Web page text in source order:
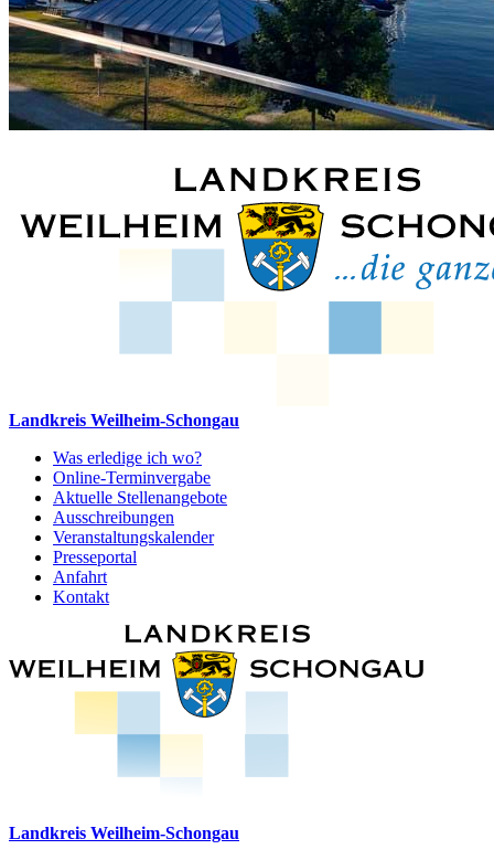
Landkreis Weilheim-Schongau
Was erledige ich wo?
Online-Terminvergabe
Aktuelle Stellenangebote
Ausschreibungen
Veranstaltungskalender
Presseportal
Anfahrt
Kontakt
Landkreis Weilheim-Schongau